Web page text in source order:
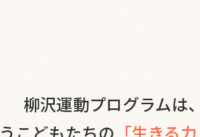
柳沢運動プログラムは、
こどもたちの 「生きる力